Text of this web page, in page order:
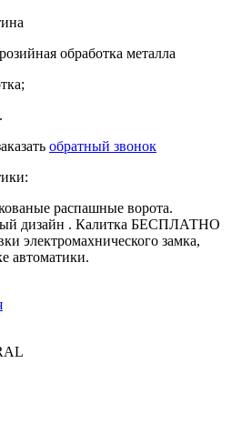
обработка металла
обратный звонок
распашные ворота.
дизайн . Калитка БЕСПЛАТНО
электромахнического замка,
автоматики.